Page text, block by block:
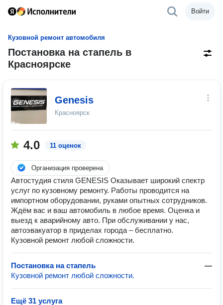
Войти
Кузовной ремонт автомобиля
Постановка на стапель в
Красноярске
Genesis
Красноярск
4.0 11 оценок
Организация проверена
Автостудия стиля GENESIS Оказывает широкий спектр
услуг по кузовному ремонту. Работы проводится на
импортном оборудовании, руками опытных сотрудников.
Ждём вас и ваш автомобиль в любое время. Оценка и
выезд к аварийному авто. При обслуживании у нас,
автоэвакуатор в приделах города – бесплатно.
Кузовной ремонт любой сложности.
Постановка на стапель
—
Кузовной ремонт любой сложности.
Ещё 31 услуга